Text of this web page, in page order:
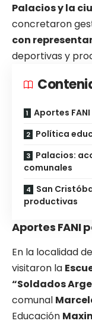
Palacios y la
concretaron
con
deportivas y
Aportes
Política
Palacios:
comunales
San
productivas
Aportes FANI
En la localidad de
visitaron la
“Soldados
comunal
Educación